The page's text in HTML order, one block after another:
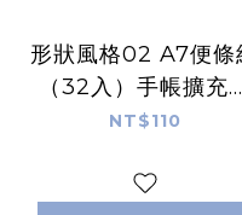
形狀風格02 A7便條紙
（32入）手帳擴充單
張｜1/1工作室
NT$110